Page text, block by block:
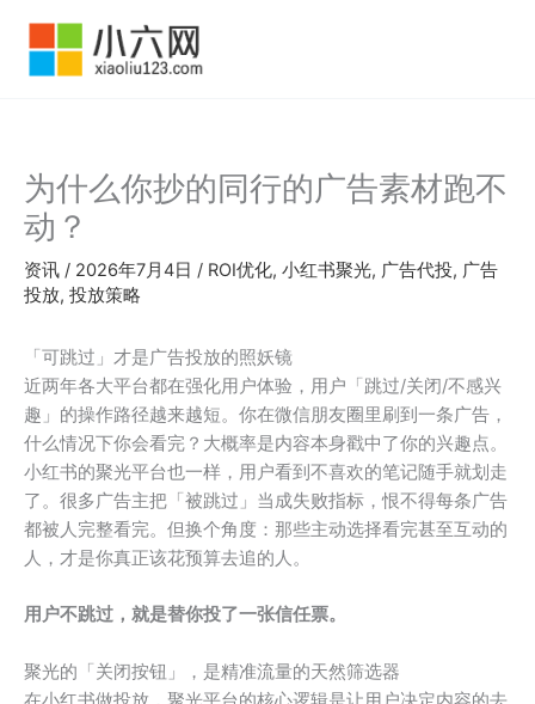
为什么你抄的同行的广告素材跑不
动？
资讯 / 2026年7月4日 / ROI优化, 小红书聚光, 广告代投, 广告
投放, 投放策略
「可跳过」才是广告投放的照妖镜
近两年各大平台都在强化用户体验，用户「跳过/关闭/不感兴
趣」的操作路径越来越短。你在微信朋友圈里刷到一条广告，
什么情况下你会看完？大概率是内容本身戳中了你的兴趣点。
小红书的聚光平台也一样，用户看到不喜欢的笔记随手就划走
了。很多广告主把「被跳过」当成失败指标，恨不得每条广告
都被人完整看完。但换个角度：那些主动选择看完甚至互动的
人，才是你真正该花预算去追的人。
用户不跳过，就是替你投了一张信任票。
聚光的「关闭按钮」，是精准流量的天然筛选器